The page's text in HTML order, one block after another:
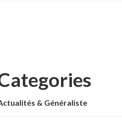
& Généraliste